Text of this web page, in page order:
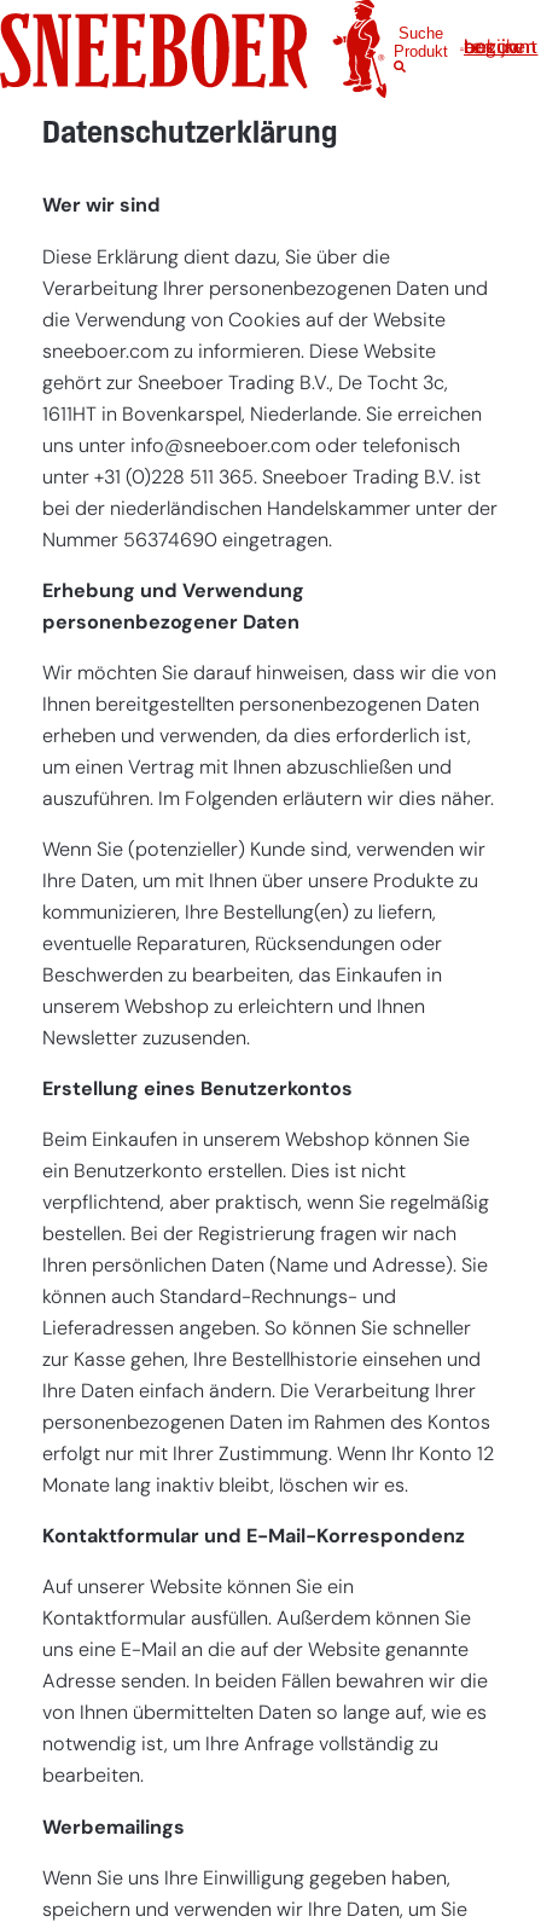
Zum
Inhalt
springen
Home
Information
Blog
Nachrichten
Häufig gestellte
Über uns
Über Sneeboer
Geschichte
Nachhaltigkeit
Kontakt
NL (€)
EN-GB(£)
DE-CH
Unsere
Suche
Produkt
Log in om uw account te bekijken
Datenschutzerklärung
Wer wir sind
Diese Erklärung dient dazu, Sie über die
Verarbeitung Ihrer personenbezogenen Daten und
die Verwendung von Cookies auf der Website
sneeboer.com zu informieren. Diese Website
gehört zur Sneeboer Trading B.V., De Tocht 3c,
1611HT in Bovenkarspel, Niederlande. Sie erreichen
uns unter info@sneeboer.comoder telefonisch
unter +31 (0)228 511 365. Sneeboer Trading B.V. ist
bei der niederländischen Handelskammer unter der
Nummer 56374690 eingetragen.
Erhebung und Verwendung
personenbezogener Daten
Wir möchten Sie darauf hinweisen, dass wir die von
Ihnen bereitgestellten personenbezogenen Daten
erheben und verwenden, da dies erforderlich ist,
um einen Vertrag mit Ihnen abzuschließen und
auszuführen. Im Folgenden erläutern wir dies näher.
Wenn Sie (potenzieller) Kunde sind, verwenden wir
Ihre Daten, um mit Ihnen über unsere Produkte zu
kommunizieren, Ihre Bestellung(en) zu liefern,
eventuelle Reparaturen, Rücksendungen oder
Beschwerden zu bearbeiten, das Einkaufen in
unserem Webshop zu erleichtern und Ihnen
Newsletter zuzusenden.
Erstellung eines Benutzerkontos
Beim Einkaufen in unserem Webshop können Sie
ein Benutzerkonto erstellen. Dies ist nicht
verpflichtend, aber praktisch, wenn Sie regelmäßig
bestellen. Bei der Registrierung fragen wir nach
Ihren persönlichen Daten (Name und Adresse). Sie
können auch Standard-Rechnungs- und
Lieferadressen angeben. So können Sie schneller
zur Kasse gehen, Ihre Bestellhistorie einsehen und
Ihre Daten einfach ändern. Die Verarbeitung Ihrer
personenbezogenen Daten im Rahmen des Kontos
erfolgt nur mit Ihrer Zustimmung. Wenn Ihr Konto 12
Monate lang inaktiv bleibt, löschen wir es.
Kontaktformular und E-Mail-Korrespondenz
Auf unserer Website können Sie ein
Kontaktformular ausfüllen. Außerdem können Sie
uns eine E-Mail an die auf der Website genannte
Adresse senden. In beiden Fällen bewahren wir die
von Ihnen übermittelten Daten so lange auf, wie es
notwendig ist, um Ihre Anfrage vollständig zu
bearbeiten.
Werbemailings
Wenn Sie uns Ihre Einwilligung gegeben haben,
speichern und verwenden wir Ihre Daten, um Sie